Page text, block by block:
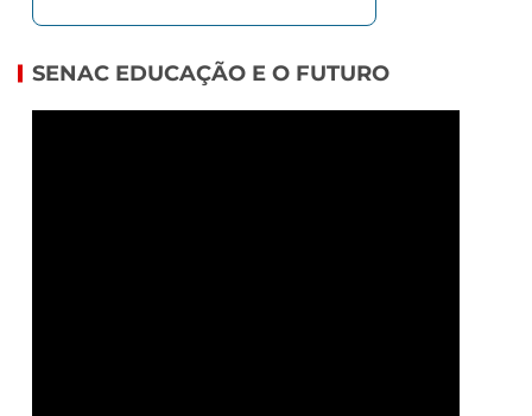
SENAC EDUCAÇÃO E O FUTURO